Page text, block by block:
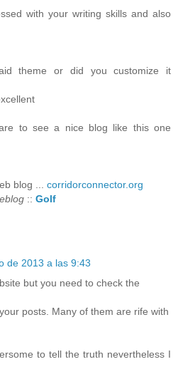
with your writing skills and also
theme or did you customize it
to see a nice blog like this one
blog ... corridorconnector.org
:: Golf
de 2013 a las 9:43
but you need to check the
posts. Many of them are rife with
to tell the truth nevertheless I